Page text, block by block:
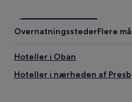
OvernatningsstederFlere
Hoteller i Oban
Hoteller i nærheden af